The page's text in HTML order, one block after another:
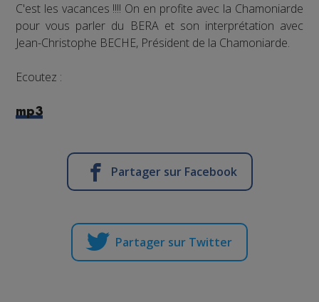
C'est les vacances !!!! On en profite avec la Chamoniarde
pour vous parler du BERA et son interprétation avec
Jean-Christophe BECHE, Président de la Chamoniarde.
Ecoutez :
mp3
Partager sur Facebook
Partager sur Twitter